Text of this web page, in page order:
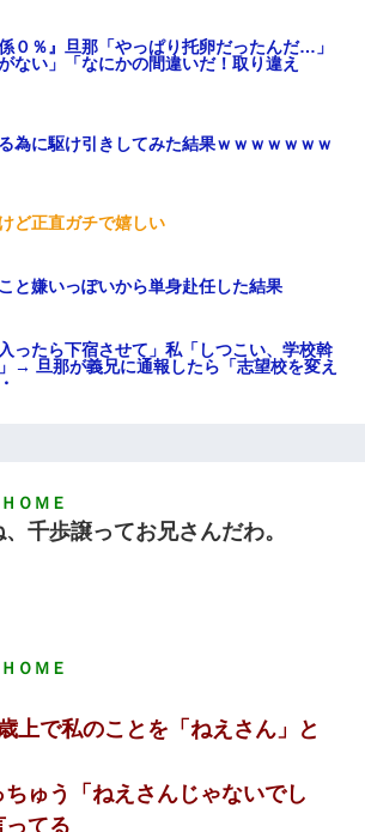
０％』旦那「やっぱり托卵だったんだ…」
ない」「なにかの間違いだ！取り違え
為に駆け引きしてみた結果ｗｗｗｗｗｗｗ
ど正直ガチで嬉しい
と嫌いっぽいから単身赴任した結果
ったら下宿させて」私「しつこい、学校斡
→ 旦那が義兄に通報したら「志望校を変え
けどこの、この人と結婚はないわと判断して
通事故で重体になっているらしく…
婚式の時くらい、母親としての責任を果た
！」→どうも連れ子は…
属すると、女の人がみんな退職してしま
ドだし田舎で娯楽も少ないからキツイの
ＯＭＥ
千歩譲ってお兄さんだわ。
ＯＭＥ
上で私のことを「ねえさん」と
ゅう「ねえさんじゃないでし
ってる